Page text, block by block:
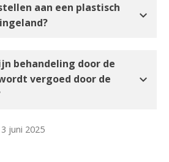
aan een plastisch
expand_more
behandeling door de
vergoed door de
expand_more
juni 2025